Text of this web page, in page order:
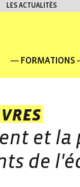
LES ACTUALITÉS
FORMATIONS
et
de